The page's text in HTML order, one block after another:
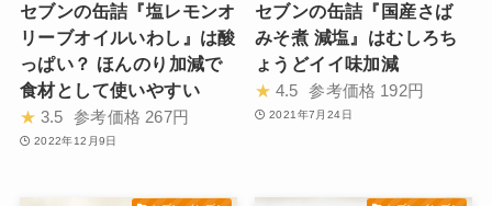
セブンの缶詰『塩レモンオ
リーブオイルいわし』は酸
っぱい？ ほんのり加減で
食材として使いやすい
★ 3.5 参考価格 267円
2022年12月9日
セブンの缶詰『国産さば
みそ煮 減塩』はむしろち
ょうどイイ味加減
★ 4.5 参考価格 192円
2021年7月24日